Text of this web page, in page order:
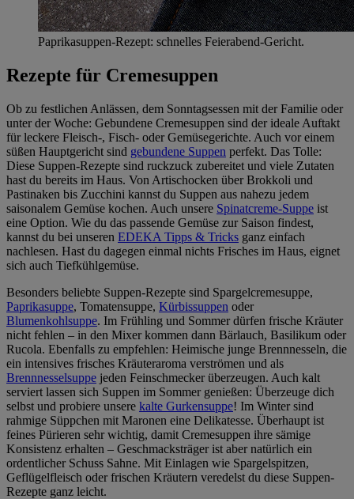
Paprikasuppen-Rezept: schnelles Feierabend-Gericht.
Rezepte für Cremesuppen
Ob zu festlichen Anlässen, dem Sonntagsessen mit der Familie oder
unter der Woche: Gebundene Cremesuppen sind der ideale Auftakt
für leckere Fleisch-, Fisch- oder Gemüsegerichte. Auch vor einem
süßen Hauptgericht sind gebundene Suppen perfekt. Das Tolle:
Diese Suppen-Rezepte sind ruckzuck zubereitet und viele Zutaten
hast du bereits im Haus. Von Artischocken über Brokkoli und
Pastinaken bis Zucchini kannst du Suppen aus nahezu jedem
saisonalem Gemüse kochen. Auch unsere Spinatcreme-Suppe ist
eine Option. Wie du das passende Gemüse zur Saison findest,
kannst du bei unseren EDEKA Tipps & Tricks ganz einfach
nachlesen. Hast du dagegen einmal nichts Frisches im Haus, eignet
sich auch Tiefkühlgemüse.
Besonders beliebte Suppen-Rezepte sind Spargelcremesuppe,
Paprikasuppe, Tomatensuppe, Kürbissuppen oder
Blumenkohlsuppe. Im Frühling und Sommer dürfen frische Kräuter
nicht fehlen – in den Mixer kommen dann Bärlauch, Basilikum oder
Rucola. Ebenfalls zu empfehlen: Heimische junge Brennnesseln, die
ein intensives frisches Kräuteraroma verströmen und als
Brennnesselsuppe jeden Feinschmecker überzeugen. Auch kalt
serviert lassen sich Suppen im Sommer genießen: Überzeuge dich
selbst und probiere unsere kalte Gurkensuppe! Im Winter sind
rahmige Süppchen mit Maronen eine Delikatesse. Überhaupt ist
feines Pürieren sehr wichtig, damit Cremesuppen ihre sämige
Konsistenz erhalten – Geschmacksträger ist aber natürlich ein
ordentlicher Schuss Sahne. Mit Einlagen wie Spargelspitzen,
Geflügelfleisch oder frischen Kräutern veredelst du diese Suppen-
Rezepte ganz leicht.